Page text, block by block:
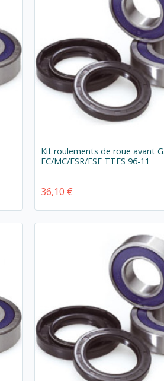
Kit roulements de roue avant
EC/MC/FSR/FSE TTES 96-11
36,10 €